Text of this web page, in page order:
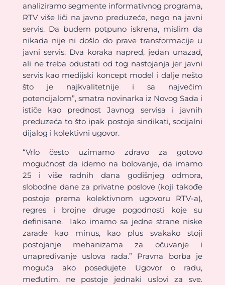
analiziramo segmente informativnog programa,
RTV više liči na javno preduzeće, nego na javni
servis. Da budem potpuno iskrena, mislim da
nikada nije ni došlo do prave transformacije u
javni servis. Dva koraka napred, jedan unazad,
ali ne treba odustati od tog nastojanja jer javni
servis kao medijski koncept model i dalje nešto
što je najkvalitetnije i sa najvećim
potencijalom”, smatra novinarka iz Novog Sada i
ističe kao prednost Javnog servisa i javnih
preduzeća to što ipak postoje sindikati, socijalni
dijalog i kolektivni ugovor.
“Vrlo često uzimamo zdravo za gotovo
mogućnost da idemo na bolovanje, da imamo
25 i više radnih dana godišnjeg odmora,
slobodne dane za privatne poslove (koji takođe
postoje prema kolektivnom ugovoru RTV-a),
regres i brojne druge pogodnosti koje su
definisane. Iako imamo sa jedne strane niske
zarade kao minus, kao plus svakako stoji
postojanje mehanizama za očuvanje i
unapređivanje uslova rada.” Pravna borba je
moguća ako posedujete Ugovor o radu,
međutim, ne postoje jednaki uslovi za sve.